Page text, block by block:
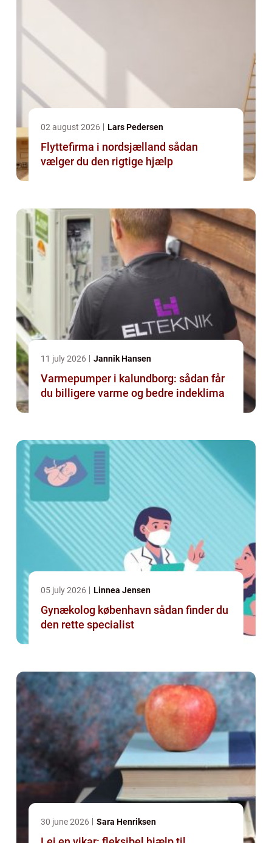
02 august 2026 Lars Pedersen
Flyttefirma i nordsjælland sådan
vælger du den rigtige hjælp
11 july 2026 Jannik Hansen
Varmepumper i kalundborg: sådan får
du billigere varme og bedre indeklima
05 july 2026 Linnea Jensen
Gynækolog københavn sådan finder du
den rette specialist
30 june 2026 Sara Henriksen